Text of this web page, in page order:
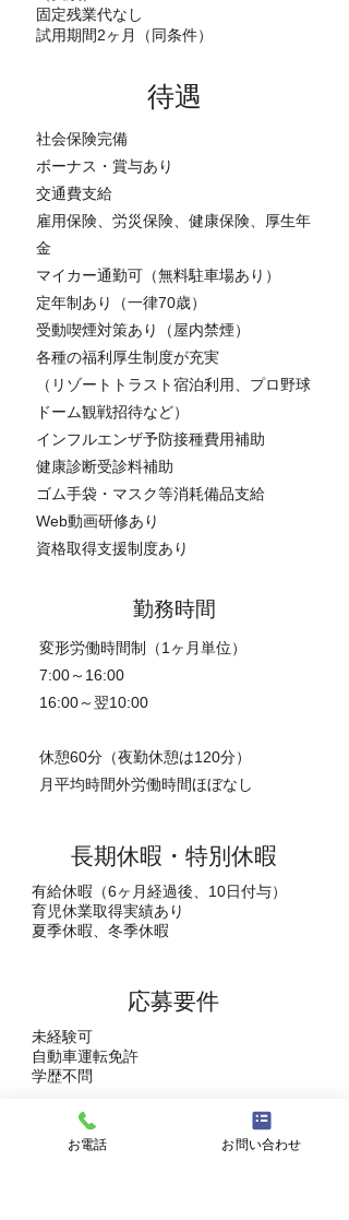
固定残業代なし
試用期間2ヶ月（同条件）
待遇
社会保険完備
ボーナス・賞与あり
交通費支給
雇用保険、労災保険、健康保険、厚生年
金
マイカー通勤可（無料駐車場あり）
定年制あり（一律70歳）
受動喫煙対策あり（屋内禁煙）
各種の福利厚生制度が充実
（リゾートトラスト宿泊利用、プロ野球
ドーム観戦招待など）
インフルエンザ予防接種費用補助
健康診断受診料補助
ゴム手袋・マスク等消耗備品支給
Web動画研修あり
資格取得支援制度あり
勤務時間
変形労働時間制（1ヶ月単位）
7:00～16:00
16:00～翌10:00
休憩60分（夜勤休憩は120分）
月平均時間外労働時間ほぼなし
長期休暇・特別休暇
有給休暇（6ヶ月経過後、10日付与）
育児休業取得実績あり
夏季休暇、冬季休暇
​応募要件
未経験可
自動車運転免許
学歴不問
正看護師
普通自動車運転免許（AT限定可）
18～69歳（深夜業務を伴う/定年を上
お電話 お問い合わせ